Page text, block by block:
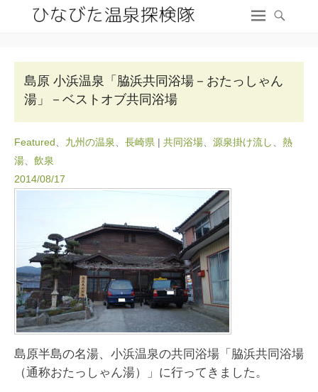
島原 小浜温泉「脇浜共同浴場－おたっしゃん
湯」－ベストオブ共同浴場
Featured 九州の温泉 長崎県 | 共同浴場 源泉掛け流し
熱
湯
飲泉
2014/08/17
島原半島の名湯、小浜温泉の共同浴場「脇浜共同浴場
（通称おたっしゃん湯）」に行ってきました。